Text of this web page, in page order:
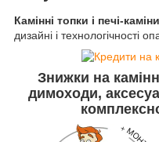
Камінні топки і печі-
дизайні і технологічності
Знижки на
димоходи,